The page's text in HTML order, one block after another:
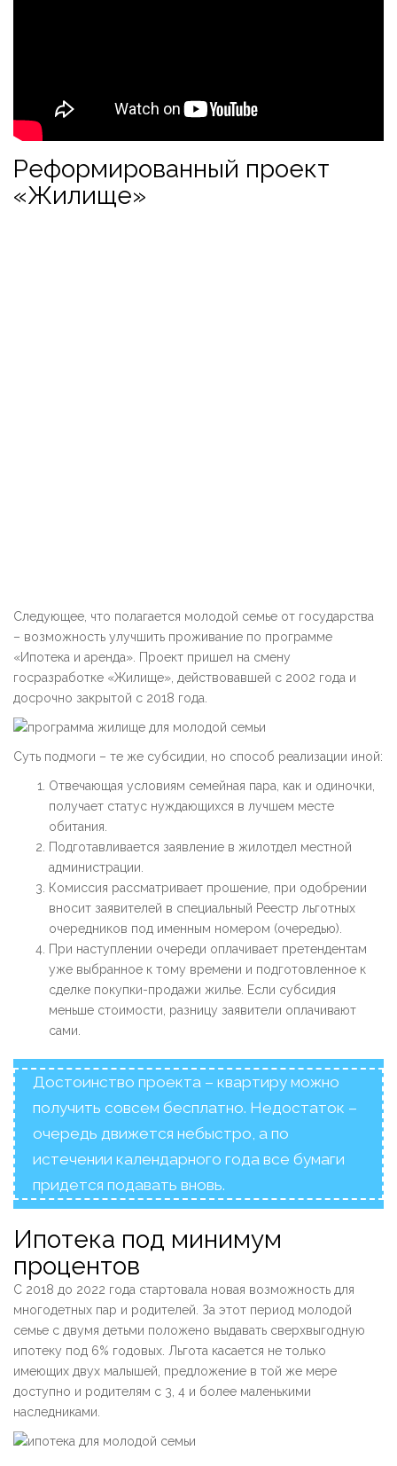
Реформированный проект
«Жилище»
Следующее, что полагается молодой семье от государства
– возможность улучшить проживание по программе
«Ипотека и аренда». Проект пришел на смену
госразработке «Жилище», действовавшей с 2002 года и
досрочно закрытой с 2018 года.
Суть подмоги – те же субсидии, но способ реализации иной:
Отвечающая условиям семейная пара, как и одиночки,
получает статус нуждающихся в лучшем месте
обитания.
Подготавливается заявление в жилотдел местной
администрации.
Комиссия рассматривает прошение, при одобрении
вносит заявителей в специальный Реестр льготных
очередников под именным номером (очередью).
При наступлении очереди оплачивает претендентам
уже выбранное к тому времени и подготовленное к
сделке покупки-продажи жилье. Если субсидия
меньше стоимости, разницу заявители оплачивают
сами.
Достоинство проекта – квартиру можно
получить совсем бесплатно. Недостаток –
очередь движется небыстро, а по
истечении календарного года все бумаги
придется подавать вновь.
Ипотека под минимум
процентов
С 2018 до 2022 года стартовала новая возможность для
многодетных пар и родителей. За этот период молодой
семье с двумя детьми положено выдавать сверхвыгодную
ипотеку под 6% годовых. Льгота касается не только
имеющих двух малышей, предложение в той же мере
доступно и родителям с 3, 4 и более маленькими
наследниками.